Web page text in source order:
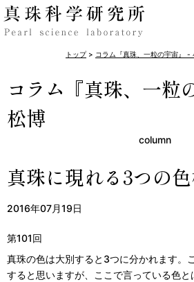
トップ> コラム『真珠、一粒の宇宙』 -
コラム『真珠、一粒
松博
column
真珠に現れる3つの
2016年07月19日
第101回
真珠の色は大別すると3つに分かれます。
すると思いますが、ここで言っている色と